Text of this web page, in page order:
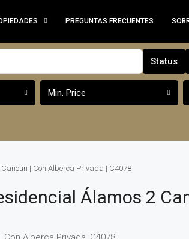
PREGUNTAS FRECUENTES
Status
Min. Price
| Con Alberca Privada | C4078
Álamos 2